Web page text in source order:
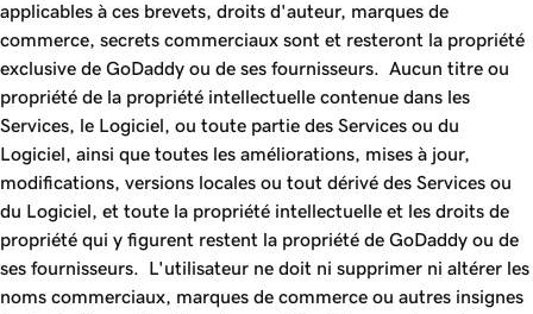
applicables à ces brevets, droits d'auteur, marques de
commerce, secrets commerciaux sont et resteront la propriété
exclusive de GoDaddy ou de ses fournisseurs. Aucun titre ou
propriété de la propriété intellectuelle contenue dans les
Services, le Logiciel, ou toute partie des Services ou du
Logiciel, ainsi que toutes les améliorations, mises à jour,
modifications, versions locales ou tout dérivé des Services ou
du Logiciel, et toute la propriété intellectuelle et les droits de
propriété qui y figurent restent la propriété de GoDaddy ou de
ses fournisseurs. L'utilisateur ne doit ni supprimer ni altérer les
noms commerciaux, marques de commerce ou autres insignes